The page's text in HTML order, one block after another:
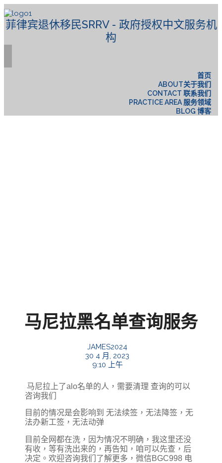
菲律宾退休移民SRRV - 政府授权中文服务机
构
首页
ABOUT关于我们
CONTACT 联系我们
PRACTICE AREA 服务领域
BLOG 博客
马尼拉黑名单查询服务
JAMES2024
30 4 月, 2023
9:10 上午
马尼拉上了alo名单的人，需要清理 查询的可以
咨询我们
目前的情况是会影响到 无法续签，无法降签，无
法办新工签，无法动弹
目前全网都在洗，因为情况不明确，我这里还没
有收，等有洗出来的，再告知，咱可以先查，后
决定。欢迎咨询我们了解更多，微信BGC998 电